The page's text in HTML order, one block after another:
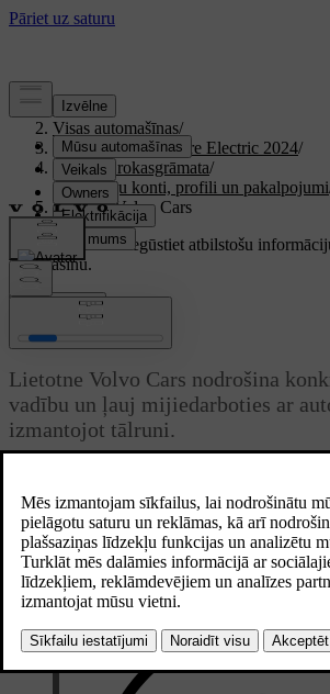
Atbalsts
Visas automašīnas/
XC40 Recharge Pure Electric 2024/
Lietotāja rokasgrāmata/
Lietotāju konti, profili un pakalpojumi
Lietotne Volvo Cars
Pielāgots atbalsts Iegūstiet atbilstošu
automašīnu.
Pierakstīties
Lietotne Volvo Cars
Lietotne Volvo Cars nodrošina
vadību un ļauj mijiedarboties ar
izmantojot tālruni.
to lejupielādēt bez maksas tālruņa platformā
regulāri atjaunināta, tādēļ pārliecinieties, vai
jaunāko versiju.